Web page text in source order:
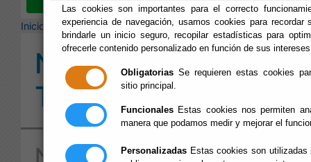
Las cookies son importantes para el correcto
experiencia de navegación, usamos cookies para
brindarle un inicio seguro, recopilar estadísticas para
ofrecerle contenido personalizado en función de sus
Obligatorias Se requieren estas cookies
sitio principal.
Funcionales Estas cookies nos permiten
manera que podamos medir y mejorar el
Personalizadas Estas cookies son utilizadas
Inicio Hacienda - Normativa Tributaria
Normativa
Tributaria
Normativa Tributaria